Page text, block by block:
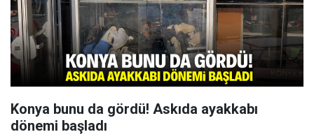
Konya bunu da gördü! Askıda ayakkabı
dönemi başladı